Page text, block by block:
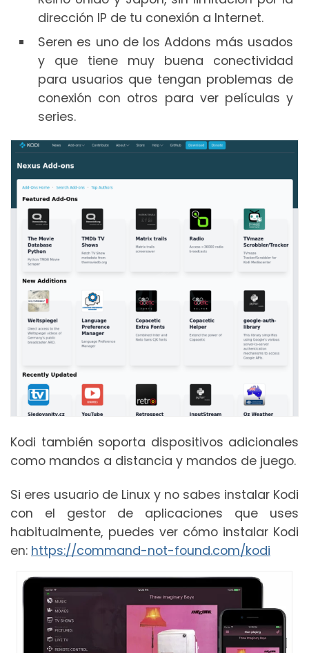
dirección IP de tu conexión a Internet.
Seren es uno de los Addons más usados
y que tiene muy buena conectividad
para usuarios que tengan problemas de
conexión con otros para ver películas y
series.
Kodi también soporta dispositivos adicionales
como mandos a distancia y mandos de juego.
Si eres usuario de Linux y no sabes instalar Kodi
con el gestor de aplicaciones que uses
habitualmente, puedes ver cómo instalar Kodi
en: https://command-not-found.com/kodi